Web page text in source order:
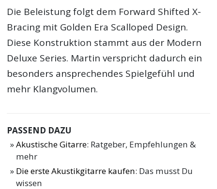
Die Beleistung folgt dem Forward Shifted X-
Bracing mit Golden Era Scalloped Design.
Diese Konstruktion stammt aus der Modern
Deluxe Series. Martin verspricht dadurch ein
besonders ansprechendes Spielgefühl und
mehr Klangvolumen.
PASSEND DAZU
Akustische Gitarre: Ratgeber, Empfehlungen &
mehr
Die erste Akustikgitarre kaufen: Das musst Du
wissen